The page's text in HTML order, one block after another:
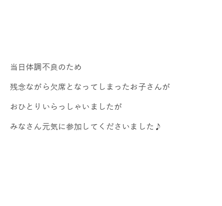
当日体調不良のため
残念ながら欠席となってしまったお子さんが
おひとりいらっしゃいましたが
みなさん元気に参加してくださいました♪